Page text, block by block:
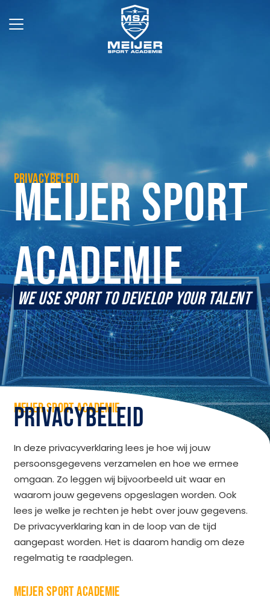
PRIVACYBELEID
MEIJER SPORT
ACADEMIE
WE USE SPORT TO DEVELOP YOUR TALENT
MEIJER SPORT ACADEMIE
PRIVACYBELEID
In deze privacyverklaring lees je hoe wij jouw
persoonsgegevens verzamelen en hoe we ermee
omgaan. Zo leggen wij bijvoorbeeld uit waar en
waarom jouw gegevens opgeslagen worden. Ook
lees je welke je rechten je hebt over jouw gegevens.
De privacyverklaring kan in de loop van de tijd
aangepast worden. Het is daarom handig om deze
regelmatig te raadplegen.
MEIJER SPORT ACADEMIE